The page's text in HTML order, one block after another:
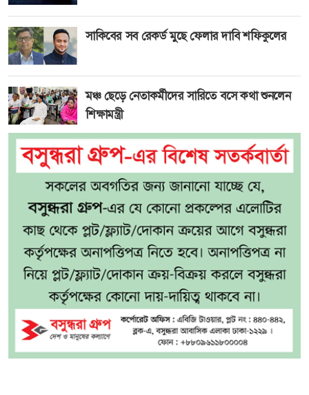
সাকিবের সব রেকর্ড মুছে ফেলার দাবি শফিকুলের
মঞ্চ ছেড়ে নেতাকর্মীদের সারিতে বসে কথা শুনলেন
শিক্ষামন্ত্রী